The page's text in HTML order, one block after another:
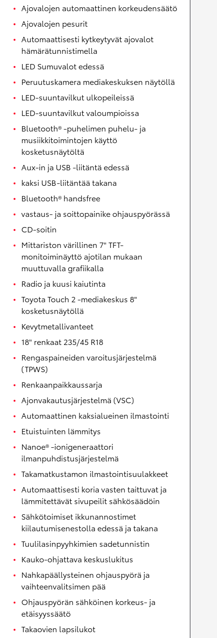
Ajovalojen automaattinen korkeudensäätö
Ajovalojen pesurit
Automaattisesti kytkeytyvät ajovalot
hämärätunnistimella
LED Sumuvalot edessä
Peruutuskamera mediakeskuksen näytöllä
LED-suuntavilkut ulkopeileissä
LED-suuntavilkut valoumpioissa
Bluetooth® -puhelimen puhelu- ja
musiikkitoimintojen käyttö
kosketusnäytöltä
Aux-in ja USB -liitäntä edessä
kaksi USB-liitäntää takana
Bluetooth® handsfree
vastaus- ja soittopainike ohjauspyörässä
CD-soitin
Mittariston värillinen 7" TFT-
monitoiminäyttö ajotilan mukaan
muuttuvalla grafiikalla
Radio ja kuusi kaiutinta
Toyota Touch 2 -mediakeskus 8"
kosketusnäytöllä
Kevytmetallivanteet
18" renkaat 235/45 R18
Rengaspaineiden varoitusjärjestelmä
(TPWS)
Renkaanpaikkaussarja
Ajonvakautusjärjestelmä (VSC)
Automaattinen kaksialueinen ilmastointi
Etuistuinten lämmitys
Nanoe® -ionigeneraattori
ilmanpuhdistusjärjestelmä
Takamatkustamon ilmastointisuulakkeet
Automaattisesti koria vasten taittuvat ja
lämmitettävät sivupeilit sähkösäädöin
Sähkötoimiset ikkunannostimet
kiilautumisenestolla edessä ja takana
Tuulilasinpyyhkimien sadetunnistin
Kauko-ohjattava keskuslukitus
Nahkapäällysteinen ohjauspyörä ja
vaihteenvalitsimen pää
Ohjauspyörän sähköinen korkeus- ja
etäisyyssäätö
Takaovien lapsilukot